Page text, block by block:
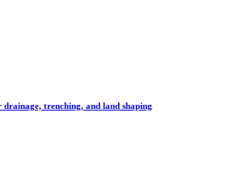
trenching, and land shaping